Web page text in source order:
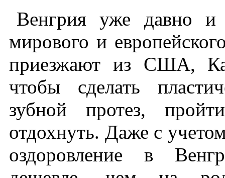
Венгрия уже давно и
мирового и
приезжают из США,
чтобы сделать
зубной протез,
отдохнуть. Даже с
оздоровление в